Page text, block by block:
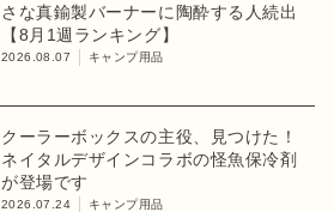
さな真鍮製バーナーに陶酔する人続出
【8月1週ランキング】
2026.08.07 キャンプ用品
クーラーボックスの主役、見つけた！
ネイタルデザインコラボの怪魚保冷剤
が登場です
2026.07.24 キャンプ用品